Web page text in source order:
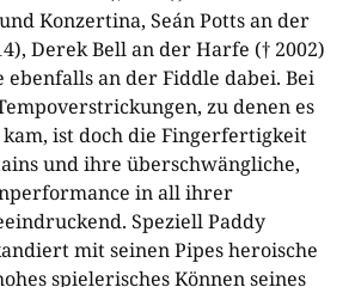
Konzertina, Seán Potts an der
Derek Bell an der Harfe († 2002)
ebenfalls an der Fiddle dabei. Bei
zu denen es
ist doch die Fingerfertigkeit
und ihre überschwängliche,
in all ihrer
Speziell Paddy
mit seinen Pipes heroische
spielerisches Können seines